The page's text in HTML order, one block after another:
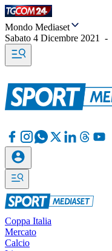
Mondo Mediaset
Sabato 4 Dicembre 2021
-
Coppa Italia
Mercato
Calcio